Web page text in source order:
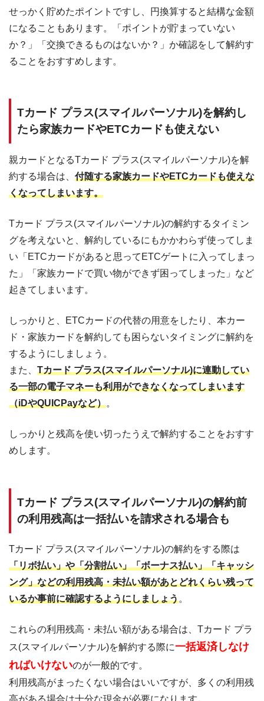
せっかく貯めたポイントですし、円換算すると結構な金額
になることもあります。「ポイントが貯まっていない
か？」「交換できるものはないか？」か確認をして解約す
ることをおすすめします。
Tカード プラス(スマイルパーソナル)を解約し
たら家族カードやETCカードも使えない
親カードとなるTカード プラス(スマイルパーソナル)を解
約する場合は、 付随する家族カードやETCカードも使えな
くなってしまいます。
Tカード プラス(スマイルパーソナル)の解約するタイミン
グを考えないと、解約しているにもかかわらず使ってしま
い「ETCカードがあると思ってETCゲートに入ってしまっ
た」「家族カードで買い物ができず困ってしまった」など
起きてしまいます。
しっかりと、ETCカードの代替の用意をしたり、本カー
ド・家族カードを解約しても困らないタイミングに解約を
するようにしましょう。
また、 Tカード プラス(スマイルパーソナル)に連動してい
る一部の電子マネーも利用ができなくなってしまいます
（iDやQUICPayなど）。
しっかりと残高を使い切ったうえで解約することをおすす
めします。
Tカード プラス(スマイルパーソナル)の解約前
の利用残高は一括払いを請求される場合も
Tカード プラス(スマイルパーソナル)の解約をする際は
「リボ払い」や「分割払い」「ボーナス払い」「キャッシ
ング」などの利用残高・未払い額があとどれくらい残って
いるか事前に確認するようにしましょう。
これらの利用残高・未払い額がある場合は、Tカード プラ
ス(スマイルパーソナル)を解約する際に一括返済しなけ
ればいけないのが一般的です。
利用残高がまったくない場合はいいですが、多くの利用残